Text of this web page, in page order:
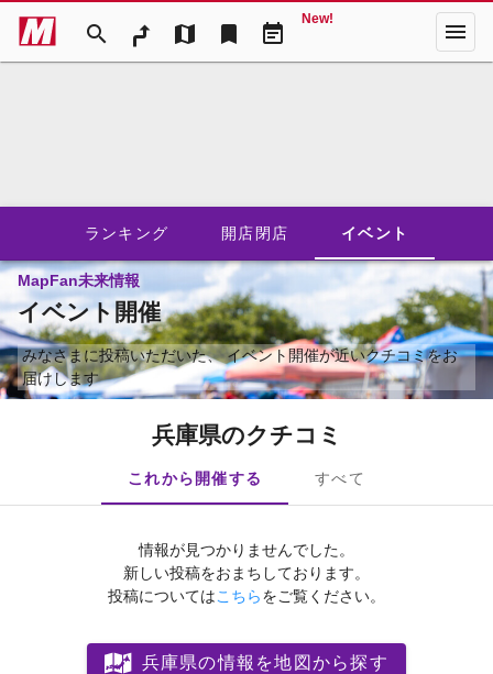
search map bookmark event_note
New! menu
ランキング 開店閉店 イベント
MapFan未来情報
イベント開催
みなさまに投稿いただいた、イベント開催が近いクチコミをお
届けします
兵庫県のクチコミ
これから開催する すべて
情報が見つかりませんでした。
新しい投稿をおまちしております。
投稿についてはこちらをご覧ください。
兵庫県の情報を地図から探す